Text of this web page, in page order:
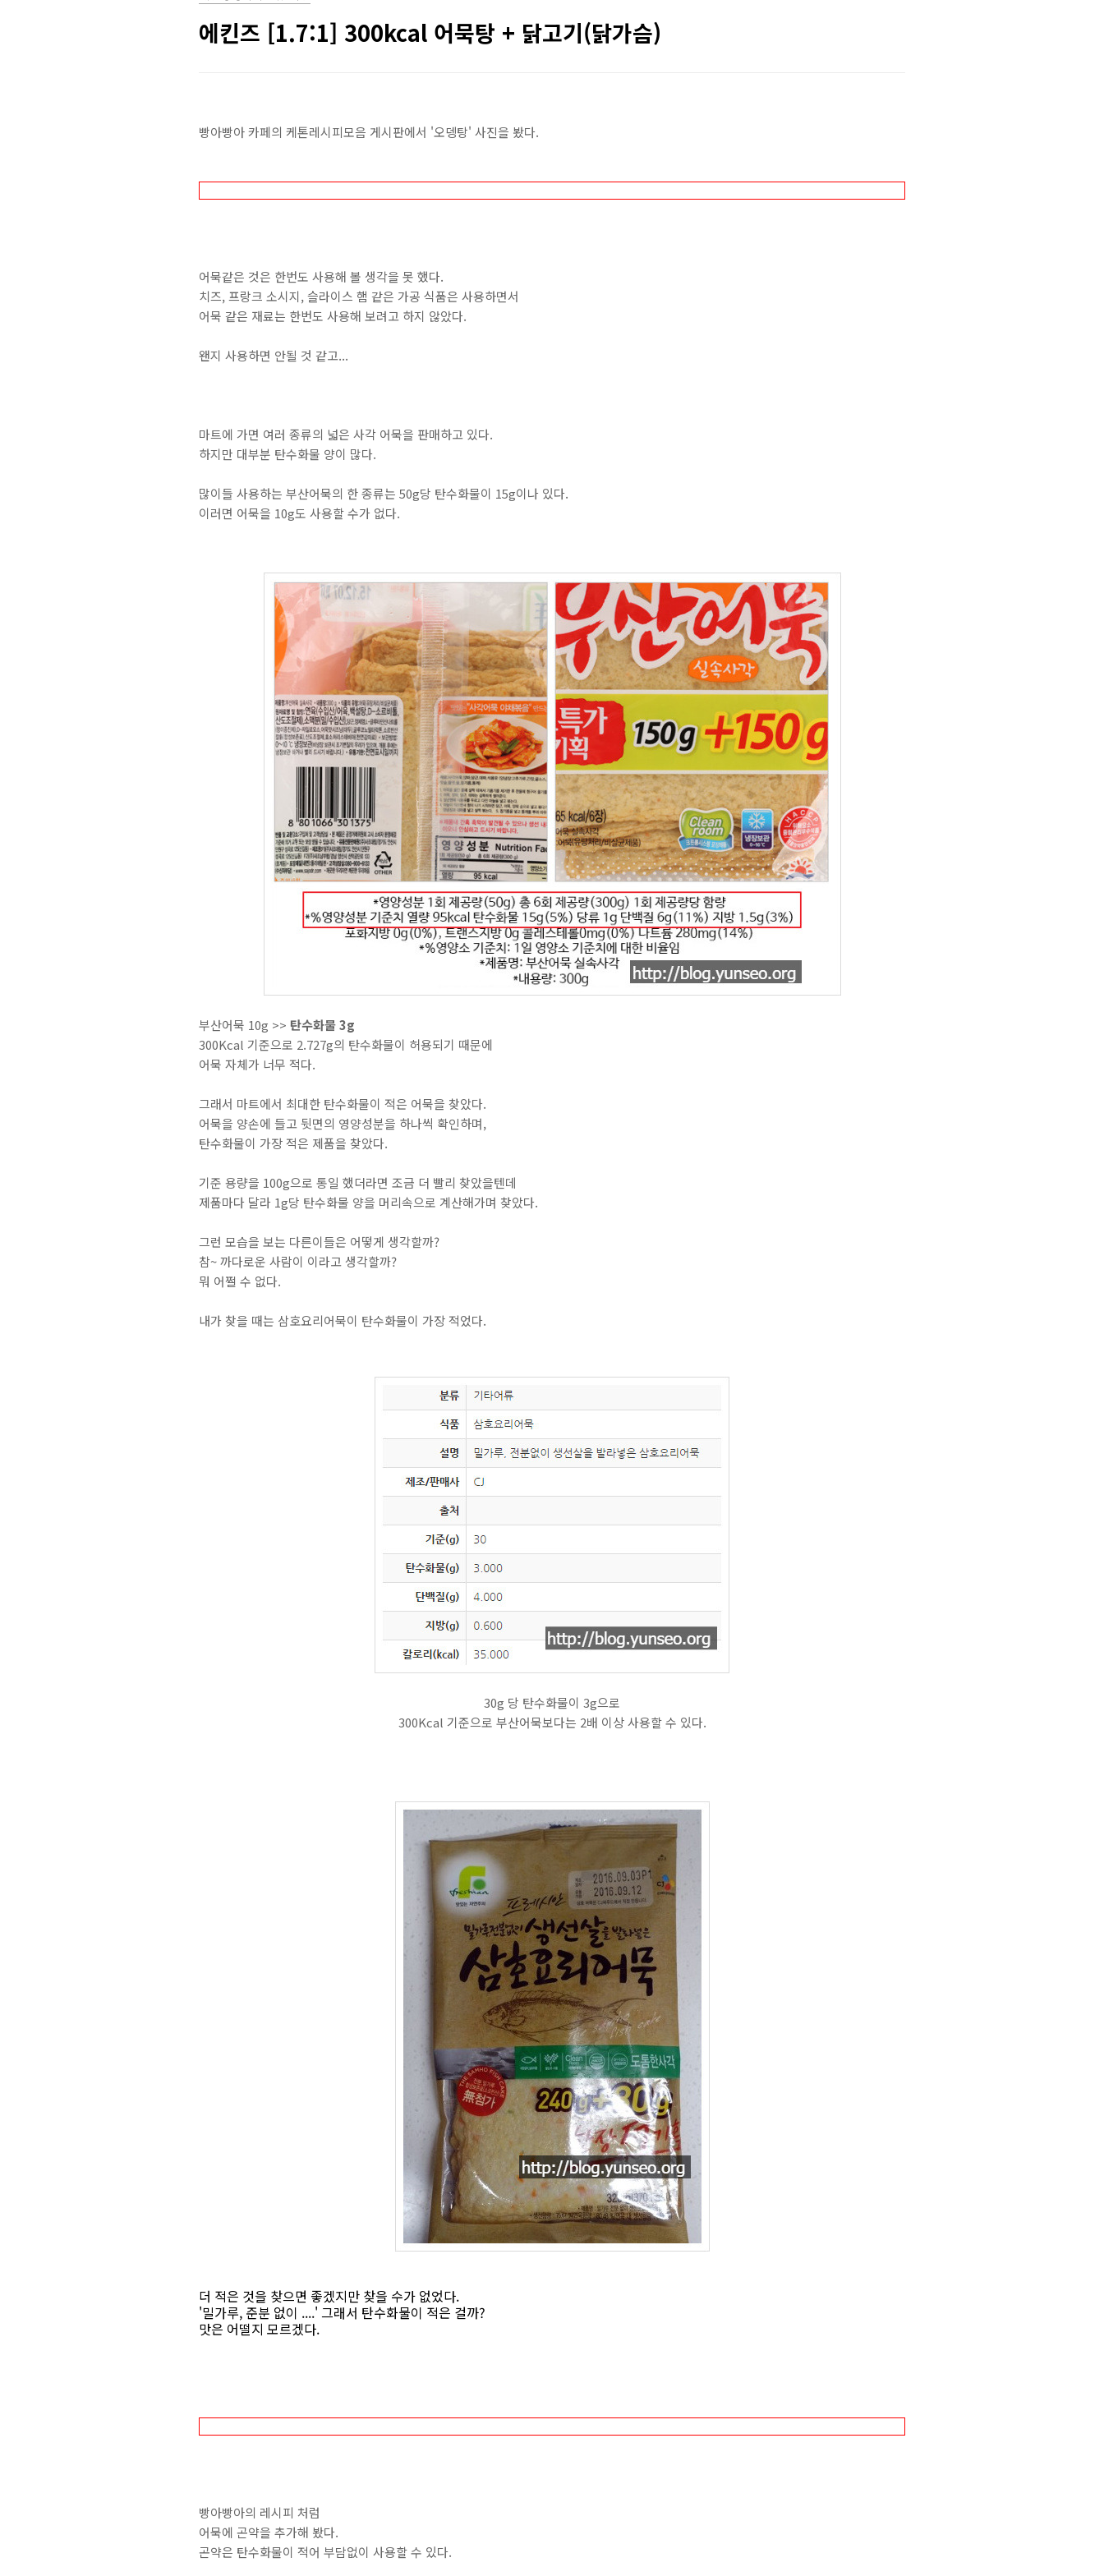
에킨즈 [1.7:1] 300kcal 어묵탕 + 닭고기(닭가슴)
빵아빵아 카페의 케톤레시피모음 게시판에서 '오뎅탕' 사진을 봤다.
어묵같은 것은 한번도 사용해 볼 생각을 못 했다.
치즈, 프랑크 소시지, 슬라이스 햄 같은 가공 식품은 사용하면서
어묵 같은 재료는 한번도 사용해 보려고 하지 않았다.
왠지 사용하면 안될 것 같고...
마트에 가면 여러 종류의 넓은 사각 어묵을 판매하고 있다.
하지만 대부분 탄수화물 양이 많다.
많이들 사용하는 부산어묵의 한 종류는 50g당 탄수화물이 15g이나 있다.
이러면 어묵을 10g도 사용할 수가 없다.
부산어묵 10g >> 탄수화물 3g
300Kcal 기준으로 2.727g의 탄수화물이 허용되기 때문에
어묵 자체가 너무 적다.
그래서 마트에서 최대한 탄수화물이 적은 어묵을 찾았다.
어묵을 양손에 들고 뒷면의 영양성분을 하나씩 확인하며,
탄수화물이 가장 적은 제품을 찾았다.
기준 용량을 100g으로 통일 했더라면 조금 더 빨리 찾았을텐데
제품마다 달라 1g당 탄수화물 양을 머리속으로 계산해가며 찾았다.
그런 모습을 보는 다른이들은 어떻게 생각할까?
참~ 까다로운 사람이 이라고 생각할까?
뭐 어쩔 수 없다.
내가 찾을 때는 삼호요리어묵이 탄수화물이 가장 적었다.
30g 당 탄수화물이 3g으로
300Kcal 기준으로 부산어묵보다는 2배 이상 사용할 수 있다.
더 적은 것을 찾으면 좋겠지만 찾을 수가 없었다.
'밀가루, 준분 없이 ....' 그래서 탄수화물이 적은 걸까?
맛은 어떨지 모르겠다.
빵아빵아의 레시피 처럼
어묵에 곤약을 추가해 봤다.
곤약은 탄수화물이 적어 부담없이 사용할 수 있다.